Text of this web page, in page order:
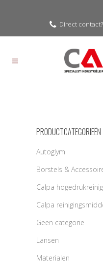
Direct
PRODUCTCATEGORIEËN
Autoglym
Borstels &
Calpa
Calpa
Geen categorie
Lansen
Materialen